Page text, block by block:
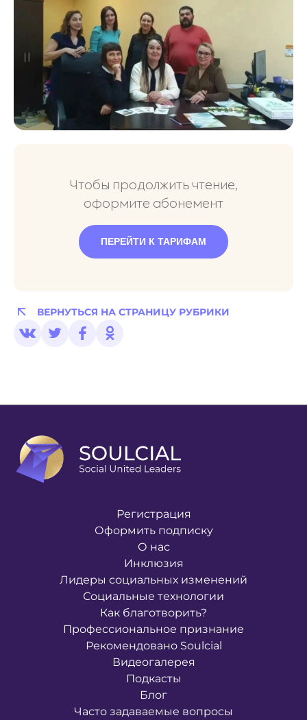
Чтобы продолжить чтение,
оформите абонемент
ПЕРЕЙТИ К ТАРИФАМ
ВЕРНУТЬСЯ НА СТРАНИЦУ РУБРИКИ
Регистрация
Оформить подписку
О нас
Инклюзия
Лидеры социальных изменений
Социальные технологии
Как благотворить?
Профессиональное признание
Рекомендовано Soulcial
Видеогалерея
Подкасты
Блог
Часто задаваемые вопросы